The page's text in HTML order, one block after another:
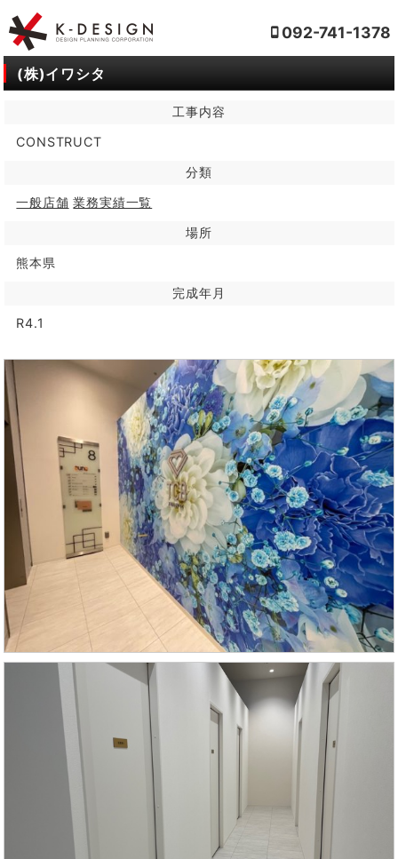
092-741-1378
(株)イワシタ
工事内容
CONSTRUCT
分類
一般店舗 業務実績一覧
場所
熊本県
完成年月
R4.1